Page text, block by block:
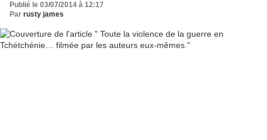
Publié le 03/07/2014 à 12:17
Par rusty james